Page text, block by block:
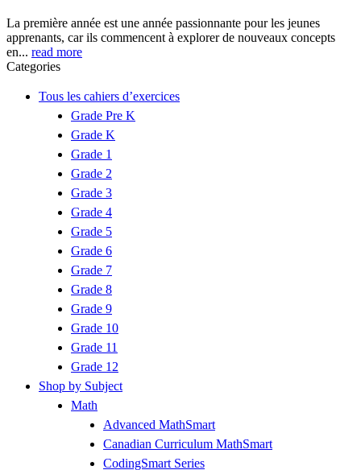
La première année est une année passionnante pour les jeunes
apprenants, car ils commencent à explorer de nouveaux concepts
en... read more
Categories
Tous les cahiers d’exercices
Grade Pre K
Grade K
Grade 1
Grade 2
Grade 3
Grade 4
Grade 5
Grade 6
Grade 7
Grade 8
Grade 9
Grade 10
Grade 11
Grade 12
Shop by Subject
Math
Advanced MathSmart
Canadian Curriculum MathSmart
CodingSmart Series